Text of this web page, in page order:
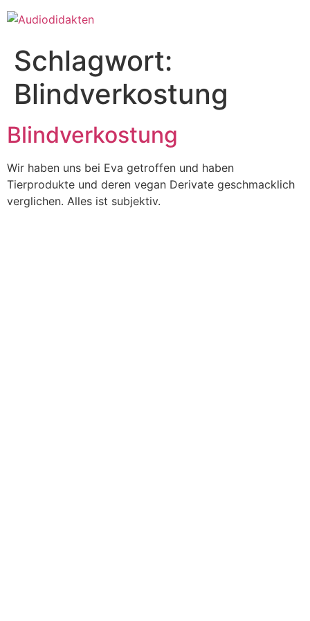
Zum
Inhalt
Schlagwort:
Blindverkostung
Blindverkostung
Wir haben uns bei Eva getroffen und haben
Tierprodukte und deren vegan Derivate geschmacklich
verglichen. Alles ist subjektiv.